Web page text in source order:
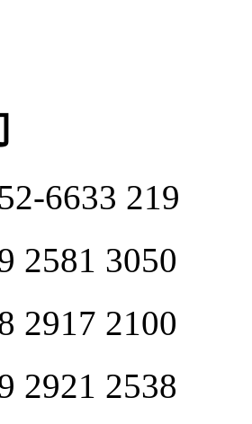
6633 219
2581 3050
2917 2100
2921 2538